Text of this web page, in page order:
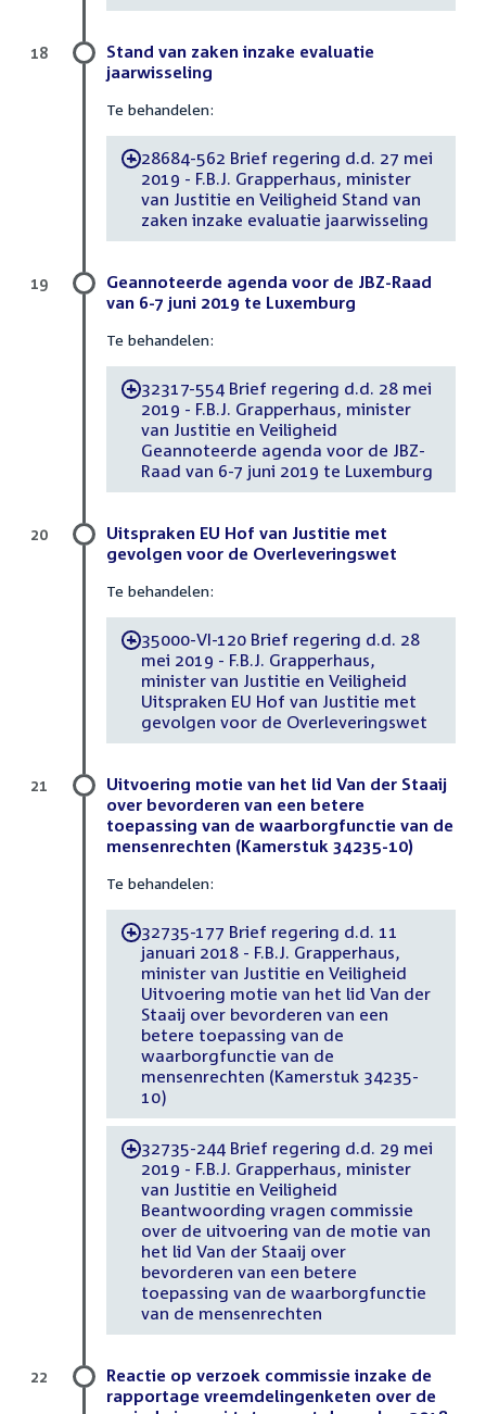
Stand van zaken inzake evaluatie
jaarwisseling
Te behandelen:
-28684-562 Brief regering d.d. 27 mei
2019 - F.B.J. Grapperhaus, minister
van Justitie en Veiligheid Stand van
zaken inzake evaluatie jaarwisseling
18
Geannoteerde agenda voor de JBZ-Raad
van 6-7 juni 2019 te Luxemburg
Te behandelen:
-32317-554 Brief regering d.d. 28 mei
2019 - F.B.J. Grapperhaus, minister
van Justitie en Veiligheid
Geannoteerde agenda voor de JBZ-
Raad van 6-7 juni 2019 te Luxemburg
19
Uitspraken EU Hof van Justitie met
gevolgen voor de Overleveringswet
Te behandelen:
-35000-VI-120 Brief regering d.d. 28
mei 2019 - F.B.J. Grapperhaus,
minister van Justitie en Veiligheid
Uitspraken EU Hof van Justitie met
gevolgen voor de Overleveringswet
20
Uitvoering motie van het lid Van der Staaij
over bevorderen van een betere
toepassing van de waarborgfunctie van de
mensenrechten (Kamerstuk 34235-10)
Te behandelen:
-32735-177 Brief regering d.d. 11
januari 2018 - F.B.J. Grapperhaus,
minister van Justitie en Veiligheid
Uitvoering motie van het lid Van der
Staaij over bevorderen van een
betere toepassing van de
waarborgfunctie van de
mensenrechten (Kamerstuk 34235-
10)
-32735-244 Brief regering d.d. 29 mei
2019 - F.B.J. Grapperhaus, minister
van Justitie en Veiligheid
Beantwoording vragen commissie
over de uitvoering van de motie van
het lid Van der Staaij over
bevorderen van een betere
toepassing van de waarborgfunctie
van de mensenrechten
21
Reactie op verzoek commissie inzake de
rapportage vreemdelingenketen over de
22